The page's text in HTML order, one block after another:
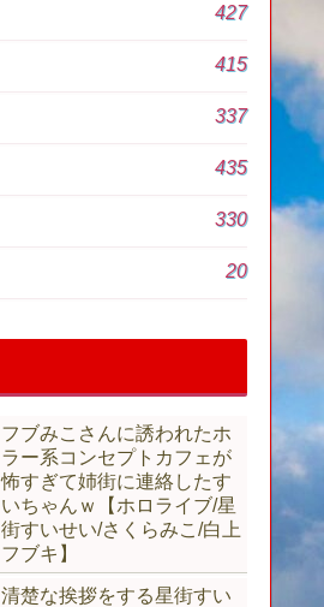
427
415
337
435
330
20
フブみこさんに誘われたホ
ラー系コンセプトカフェが
怖すぎて姉街に連絡したす
いちゃんｗ【ホロライブ/星
街すいせい/さくらみこ/白上
フブキ】
清楚な挨拶をする星街すい